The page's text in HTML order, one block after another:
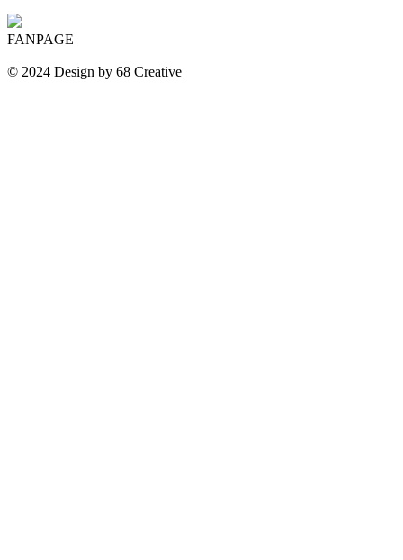
FANPAGE
© 2024 Design by 68 Creative